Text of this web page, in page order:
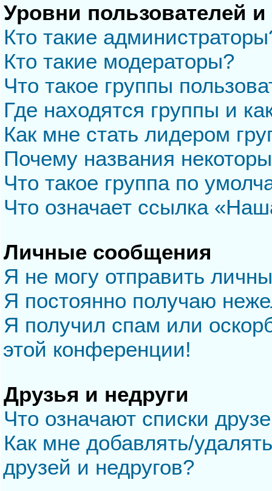
Уровни пользователей
Кто такие
Кто такие модераторы?
Что такое группы
Где находятся группы и
Как мне стать лидером
Почему названия
Что такое группа по
Что означает ссылка
Личные сообщения
Я не могу отправить
Я постоянно получаю
Я получил спам или
этой конференции!
Друзья и недруги
Что означают списки
Как мне добавлять/
друзей и недругов?